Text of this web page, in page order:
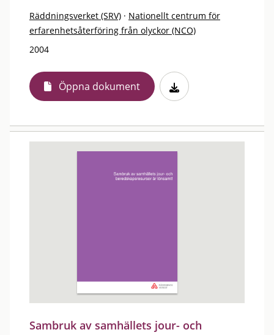
Räddningsverket (SRV) · Nationellt centrum för
erfarenhetsåterföring från olyckor (NCO)
2004
Öppna dokument
Sambruk av samhällets jour- och